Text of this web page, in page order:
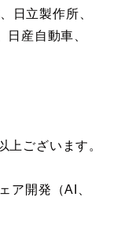
日立製作所、
産自動車、
上ございます。
ア開発（AI、